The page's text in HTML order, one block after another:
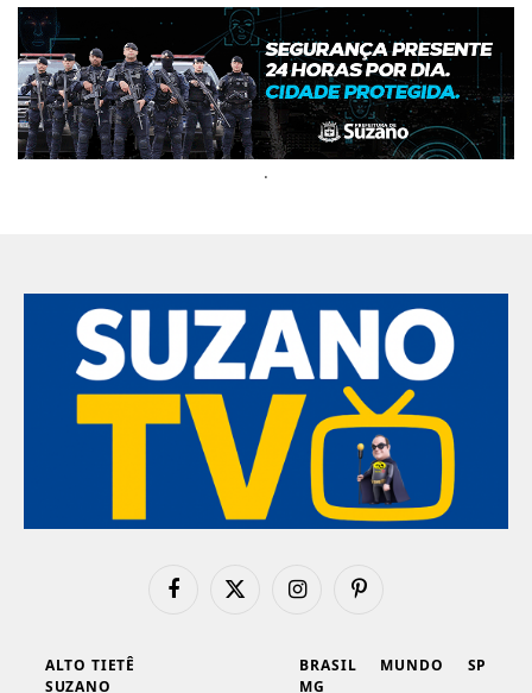
.
FacebookX
InstagramPinterest
ALTO TIETÊ
SUZANO
BRASIL
MG
MUNDO SP